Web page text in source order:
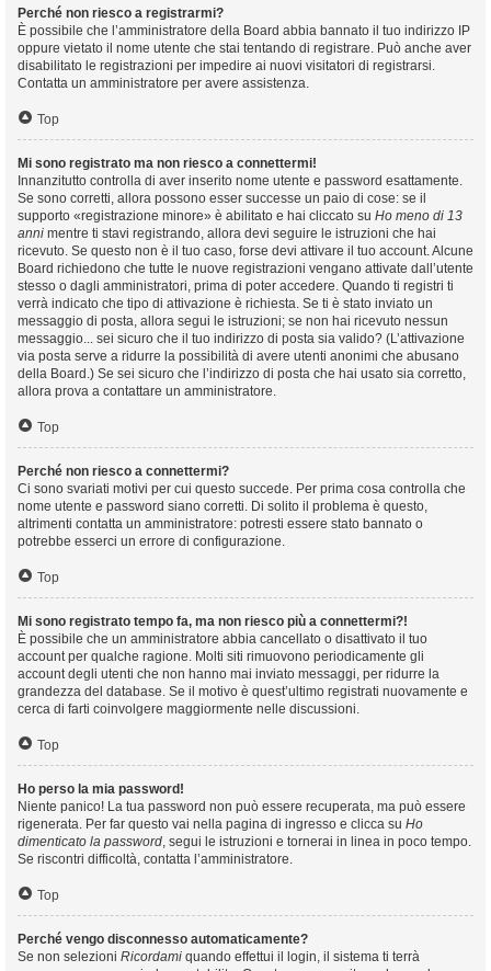
Perché non riesco a registrarmi?
È possibile che l’amministratore della Board abbia bannato il tuo indirizzo IP
oppure vietato il nome utente che stai tentando di registrare. Può anche aver
disabilitato le registrazioni per impedire ai nuovi visitatori di registrarsi.
Contatta un amministratore per avere assistenza.
Top
Mi sono registrato ma non riesco a connettermi!
Innanzitutto controlla di aver inserito nome utente e password esattamente.
Se sono corretti, allora possono esser successe un paio di cose: se il
supporto «registrazione minore» è abilitato e hai cliccato su Ho meno di 13
anni mentre ti stavi registrando, allora devi seguire le istruzioni che hai
ricevuto. Se questo non è il tuo caso, forse devi attivare il tuo account. Alcune
Board richiedono che tutte le nuove registrazioni vengano attivate dall’utente
stesso o dagli amministratori, prima di poter accedere. Quando ti registri ti
verrà indicato che tipo di attivazione è richiesta. Se ti è stato inviato un
messaggio di posta, allora segui le istruzioni; se non hai ricevuto nessun
messaggio... sei sicuro che il tuo indirizzo di posta sia valido? (L’attivazione
via posta serve a ridurre la possibilità di avere utenti anonimi che abusano
della Board.) Se sei sicuro che l’indirizzo di posta che hai usato sia corretto,
allora prova a contattare un amministratore.
Top
Perché non riesco a connettermi?
Ci sono svariati motivi per cui questo succede. Per prima cosa controlla che
nome utente e password siano corretti. Di solito il problema è questo,
altrimenti contatta un amministratore: potresti essere stato bannato o
potrebbe esserci un errore di configurazione.
Top
Mi sono registrato tempo fa, ma non riesco più a connettermi?!
È possibile che un amministratore abbia cancellato o disattivato il tuo
account per qualche ragione. Molti siti rimuovono periodicamente gli
account degli utenti che non hanno mai inviato messaggi, per ridurre la
grandezza del database. Se il motivo è quest’ultimo registrati nuovamente e
cerca di farti coinvolgere maggiormente nelle discussioni.
Top
Ho perso la mia password!
Niente panico! La tua password non può essere recuperata, ma può essere
rigenerata. Per far questo vai nella pagina di ingresso e clicca su Ho
dimenticato la password, segui le istruzioni e tornerai in linea in poco tempo.
Se riscontri difficoltà, contatta l’amministratore.
Top
Perché vengo disconnesso automaticamente?
Se non selezioni Ricordami quando effettui il login, il sistema ti terrà